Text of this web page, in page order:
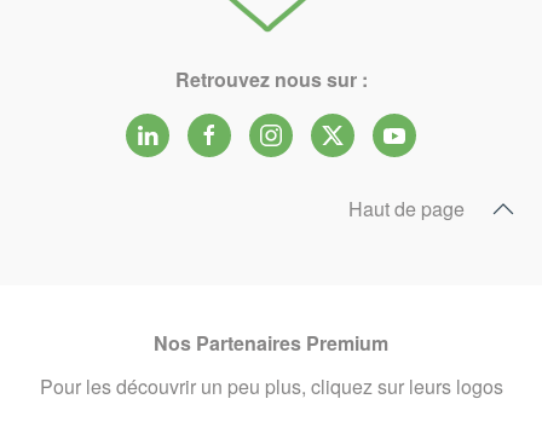
Retrouvez nous sur :
Haut de page
Nos Partenaires Premium
Pour les découvrir un peu plus, cliquez sur leurs logos